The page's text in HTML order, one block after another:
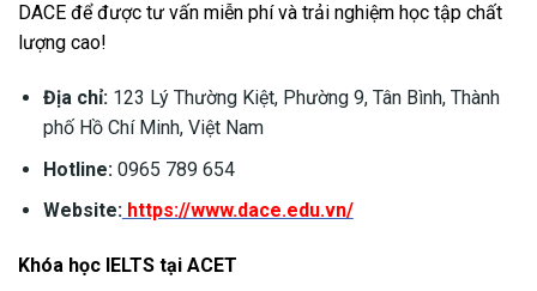
DACE để được tư vấn miễn phí và trải nghiệm học tập chất
lượng cao!
Địa chỉ: 123 Lý Thường Kiệt, Phường 9, Tân Bình, Thành
phố Hồ Chí Minh, Việt Nam
Hotline:0965 789 654
Website:https://www.dace.edu.vn/
Khóa học IELTS tại ACET